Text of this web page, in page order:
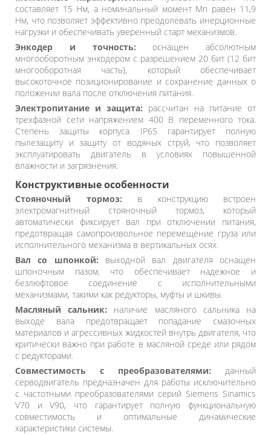
составляет 15 Нм, а номинальный момент Mn равен 11,9
Нм, что позволяет эффективно преодолевать инерционные
нагрузки и обеспечивать уверенный старт механизмов.
Энкодер и точность: оснащен абсолютным
многооборотным энкодером с разрешением 20 бит (12 бит
многооборотная часть), который обеспечивает
высокоточное позиционирование и сохранение данных о
положении вала после отключения питания.
Электропитание и защита: рассчитан на питание от
трехфазной сети напряжением 400 В переменного тока.
Степень защиты корпуса IP65 гарантирует полную
пылезащиту и защиту от водяных струй, что позволяет
эксплуатировать двигатель в условиях повышенной
влажности и загрязнения.
Конструктивные особенности
Стояночный тормоз: в конструкцию встроен
электромагнитный стояночный тормоз, который
автоматически фиксирует вал при отключении питания,
предотвращая самопроизвольное перемещение груза или
исполнительного механизма в вертикальных осях.
Вал со шпонкой: выходной вал двигателя оснащен
шпоночным пазом, что обеспечивает надежное и
безлюфтовое соединение с исполнительными
механизмами, такими как редукторы, муфты и шкивы.
Масляный сальник: наличие масляного сальника на
выходе вала предотвращает попадание смазочных
материалов и агрессивных жидкостей внутрь двигателя, что
критически важно при работе в масляной среде или рядом
с редукторами.
Совместимость с преобразователями: данный
серводвигатель предназначен для работы исключительно
с частотными преобразователями серий Siemens Sinamics
V70 и V90, что гарантирует полную функциональную
совместимость и оптимальные динамические
характеристики системы.